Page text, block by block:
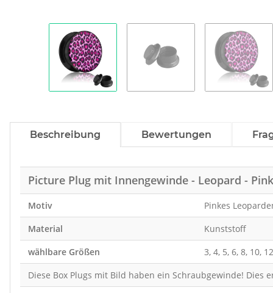
Beschreibung Bewertungen
Picture Plug mit Innengewinde - Leopard -
Motiv
Pinkes
Material
Kunststoff
wählbare Größen
3, 4, 5, 6, 8, 10,
Diese Box Plugs mit Bild haben ein Schraubgewinde! Dies